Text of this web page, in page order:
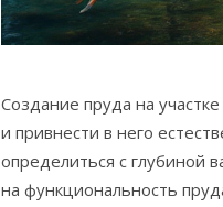
Создание пруда на
и привнести в него
определиться с глубиной
на функциональность